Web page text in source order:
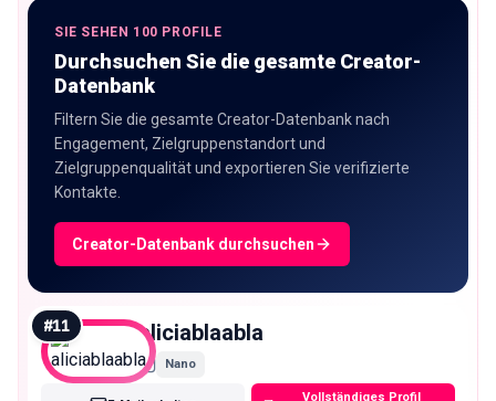
SIE SEHEN 100 PROFILE
Durchsuchen Sie die gesamte Creator-
Datenbank
Filtern Sie die gesamte Creator-Datenbank nach
Engagement, Zielgruppenstandort und
Zielgruppenqualität und exportieren Sie verifizierte
Kontakte.
Creator-Datenbank durchsuchen
#11 aliciablaabla
Nano
Vollständiges Profil